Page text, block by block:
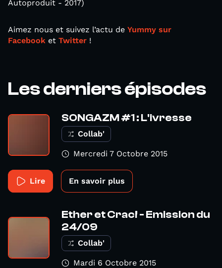
Autoproduit - 2017)
Aimez nous et suivez l’actu de Yummy sur
Facebook et Twitter !
Les derniers épisodes
SONGAZM #1 : L'ivresse
Collab'
Mercredi 7 Octobre 2015
Lire En savoir plus
Ether et Crac! - Emission du
24/09
Collab'
Mardi 6 Octobre 2015